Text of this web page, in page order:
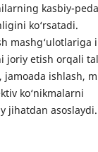
kasbiy-
ko‘rsatadi.
mashg‘ulotlariga
joriy etish orqali
ishlash,
ko‘nikmalarni
jihatdan asoslaydi.